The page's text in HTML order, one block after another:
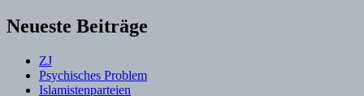
Neueste Beiträge
ZJ
Psychisches Problem
Islamistenparteien